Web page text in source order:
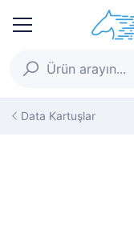
Data Kartuşlar